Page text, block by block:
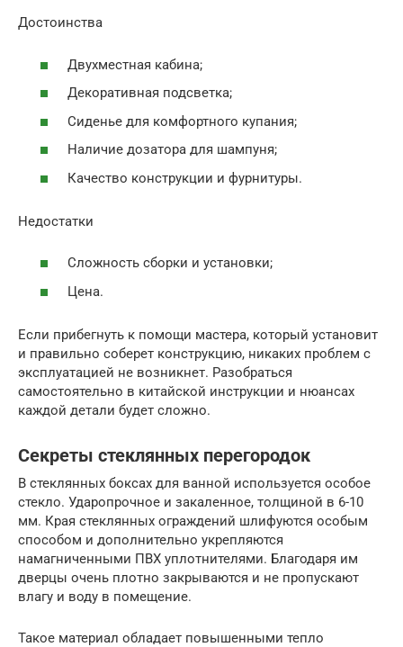
Достоинства
Двухместная кабина;
Декоративная подсветка;
Сиденье для комфортного купания;
Наличие дозатора для шампуня;
Качество конструкции и фурнитуры.
Недостатки
Сложность сборки и установки;
Цена.
Если прибегнуть к помощи мастера, который установит
и правильно соберет конструкцию, никаких проблем с
эксплуатацией не возникнет. Разобраться
самостоятельно в китайской инструкции и нюансах
каждой детали будет сложно.
Секреты стеклянных перегородок
В стеклянных боксах для ванной используется особое
стекло. Ударопрочное и закаленное, толщиной в 6-10
мм. Края стеклянных ограждений шлифуются особым
способом и дополнительно укрепляются
намагниченными ПВХ уплотнителями. Благодаря им
дверцы очень плотно закрываются и не пропускают
влагу и воду в помещение.
Такое материал обладает повышенными тепло